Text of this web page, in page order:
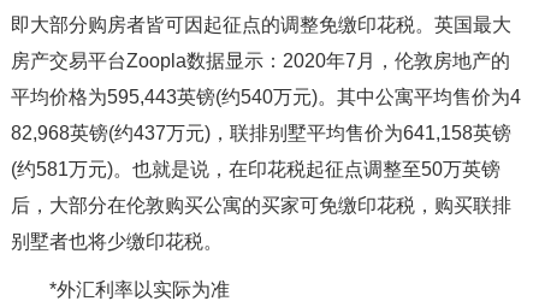
即大部分购房者皆可因起征点的调整免缴印花税。英国最大
房产交易平台Zoopla数据显示：2020年7月，伦敦房地产的
平均价格为595,443英镑(约540万元)。其中公寓平均售价为4
82,968英镑(约437万元)，联排别墅平均售价为641,158英镑
(约581万元)。也就是说，在印花税起征点调整至50万英镑
后，大部分在伦敦购买公寓的买家可免缴印花税，购买联排
别墅者也将少缴印花税。
*外汇利率以实际为准